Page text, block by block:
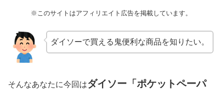
※このサイトはアフィリエイト広告を掲載しています。
ダイソーで買える鬼便利な商品を知りたい。
そんなあなたに今回はダイソー「ポケットペーパ